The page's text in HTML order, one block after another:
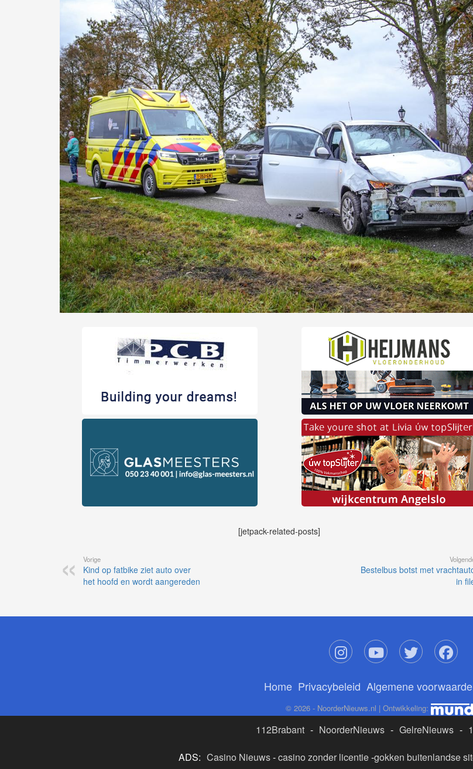
[jetpack-related-posts]
Vorige
Kind op fatbike ziet auto over
het hoofd en wordt aangereden
Bestelbus botst met
in
Home Privacybeleid Algemene
© 2026 - NoorderNieuws.nl | Ontwikkeling:
112Brabant - NoorderNieuws - GelreNieuws -
ADS: Casino Nieuws-casino zonder licentie-gokken buitenlandse